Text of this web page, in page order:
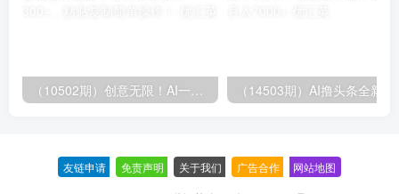
（10502期）创意无限！AI一键生成漫画视频，每天轻松收入300+，粘贴复制简单操作！
友链申请 免责声明 关于我们 广告合作 网站地图